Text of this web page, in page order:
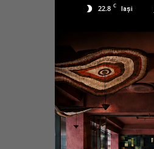
22.8 C Iași